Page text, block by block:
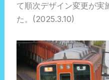
て順次デザイン変更が実
た。(2025.3.10)